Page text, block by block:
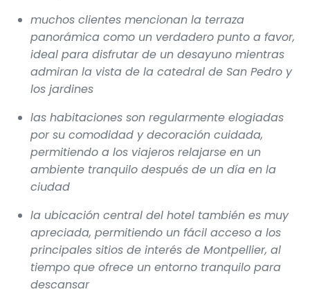
muchos clientes mencionan la terraza
panorámica como un verdadero punto a favor,
ideal para disfrutar de un desayuno mientras
admiran la vista de la catedral de San Pedro y
los jardines
las habitaciones son regularmente elogiadas
por su comodidad y decoración cuidada,
permitiendo a los viajeros relajarse en un
ambiente tranquilo después de un día en la
ciudad
la ubicación central del hotel también es muy
apreciada, permitiendo un fácil acceso a los
principales sitios de interés de Montpellier, al
tiempo que ofrece un entorno tranquilo para
descansar